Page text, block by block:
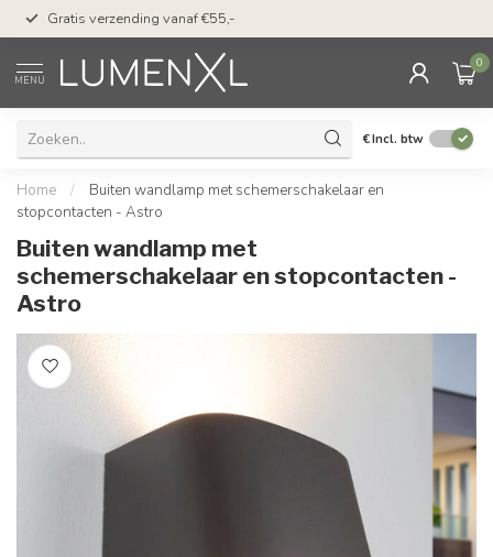
Gratis verzending vanaf €55,-
MENU
0
€Incl. btw
Home /
Buiten wandlamp met schemerschakelaar en
stopcontacten - Astro
Buiten wandlamp met
schemerschakelaar en stopcontacten -
Astro